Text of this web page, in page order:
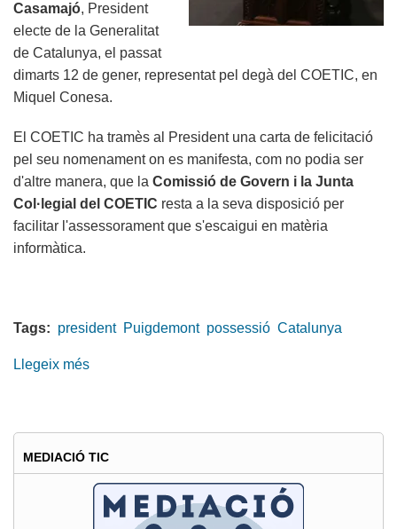
Casamajó, President
electe de la Generalitat
de Catalunya, el passat
dimarts 12 de gener, representat pel degà del COETIC, en
Miquel Conesa.
El COETIC ha tramès al President una carta de felicitació
pel seu nomenament on es manifesta, com no podia ser
d'altre manera, que la Comissió de Govern i la Junta
Col·legial del COETIC resta a la seva disposició per
facilitar l'assessorament que s'escaigui en matèria
informàtica.
Tags: president Puigdemont possessió Catalunya
Llegeix més
present
a
l'acte
de
possessió
MEDIACIÓ TIC